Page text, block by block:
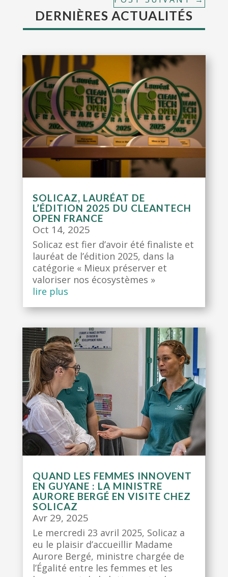
DERNIÈRES ACTUALITÉS
SOLICAZ, LAURÉAT DE
L’ÉDITION 2025 DU CLEANTECH
OPEN FRANCE
Oct 14, 2025
Solicaz est fier d’avoir été finaliste et
lauréat de l’édition 2025, dans la
catégorie « Mieux préserver et
valoriser nos écosystèmes »
lire plus
QUAND LES FEMMES INNOVENT
EN GUYANE : LA MINISTRE
AURORE BERGÉ EN VISITE CHEZ
SOLICAZ
Avr 29, 2025
Le mercredi 23 avril 2025, Solicaz a
eu le plaisir d’accueillir Madame
Aurore Bergé, ministre chargée de
l’Égalité entre les femmes et les